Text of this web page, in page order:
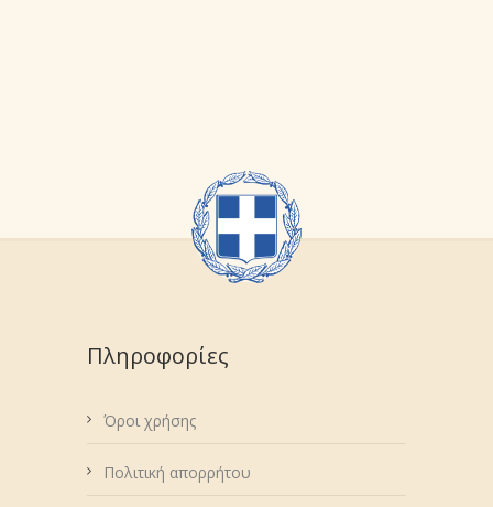
Πληροφορίες
Όροι χρήσης
Πολιτική απορρήτου